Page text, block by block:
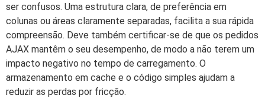
ser confusos. Uma estrutura clara, de preferência em
colunas ou áreas claramente separadas, facilita a sua rápida
compreensão. Deve também certificar-se de que os pedidos
AJAX mantêm o seu desempenho, de modo a não terem um
impacto negativo no tempo de carregamento. O
armazenamento em cache e o código simples ajudam a
reduzir as perdas por fricção.